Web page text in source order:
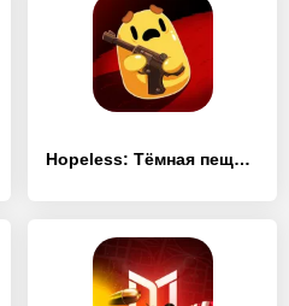
Hopeless: Тёмная пещера